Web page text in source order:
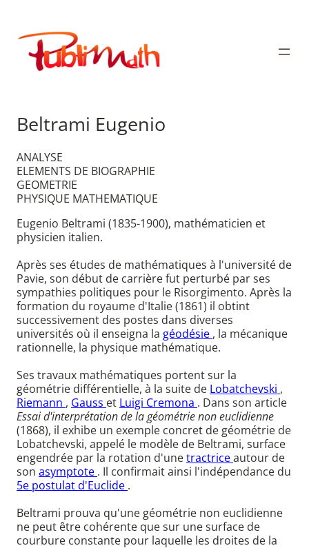
contenu
Publimath
Beltrami Eugenio
ANALYSE
ELEMENTS DE BIOGRAPHIE
GEOMETRIE
PHYSIQUE MATHEMATIQUE
Eugenio Beltrami (1835-1900), mathématicien et
physicien italien.
Après ses études de mathématiques à l'université de
Pavie, son début de carrière fut perturbé par ses
sympathies politiques pour le Risorgimento. Après la
formation du royaume d'Italie (1861) il obtint
successivement des postes dans diverses
universités où il enseigna la géodésie , la mécanique
rationnelle, la physique mathématique.
Ses travaux mathématiques portent sur la
géométrie différentielle, à la suite de Lobatchevski ,
Riemann , Gauss et Luigi Cremona . Dans son article
Essai d'interprétation de la géométrie non euclidienne
(1868), il exhibe un exemple concret de géométrie de
Lobatchevski, appelé le modèle de Beltrami, surface
engendrée par la rotation d'unetractriceautour de
son asymptote . Il confirmait ainsi l'indépendance du
5e postulat d'Euclide .
Beltrami prouva qu'une géométrie non euclidienne
ne peut être cohérente que sur une surface de
courbure constante pour laquelle les droites de la